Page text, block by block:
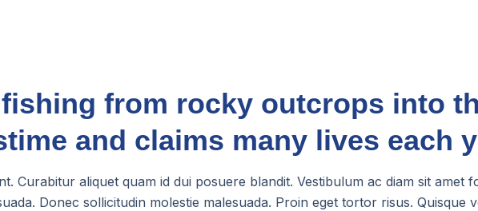
from rocky outcrops into
and claims many lives each
Curabitur aliquet quam id dui posuere blandit. Vestibulum ac diam sit amet
Donec sollicitudin molestie malesuada. Proin eget tortor risus. Quisque